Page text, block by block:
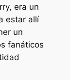
era un
estar allí
un
fanáticos